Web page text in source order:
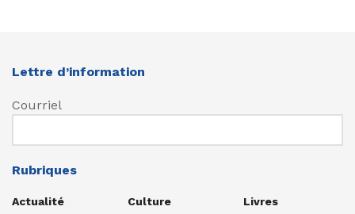
Lettre d’information
Courriel
Rubriques
Actualité
Culture
Livres